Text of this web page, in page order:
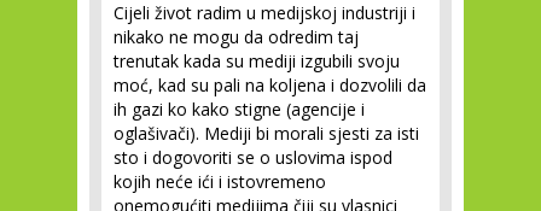
Cijeli život radim u medijskoj industriji i
nikako ne mogu da odredim taj
trenutak kada su mediji izgubili svoju
moć, kad su pali na koljena i dozvolili da
ih gazi ko kako stigne (agencije i
oglašivači). Mediji bi morali sjesti za isti
sto i dogovoriti se o uslovima ispod
kojih neće ići i istovremeno
onemogućiti medijima čiji su vlasnici